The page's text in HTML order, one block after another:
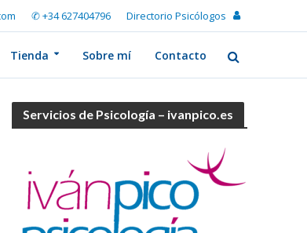
✆ +34 627404796 Directorio Psicólogos
Tienda Sobre mí Contacto
Servicios de Psicología – ivanpico.es